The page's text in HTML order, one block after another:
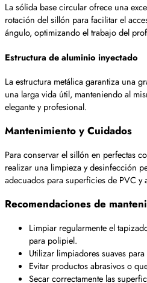
La sólida base circular ofrece una
rotación del sillón para facilitar el
ángulo, optimizando el trabajo del
Estructura de aluminio inyectado
La estructura metálica garantiza una
una larga vida útil, manteniendo al
elegante y profesional.
Mantenimiento y Cuidados
Para conservar el sillón en perfectas
realizar una limpieza y desinfección
adecuados para superficies de PVC y
Recomendaciones de
Limpiar regularmente el
para polipiel.
Utilizar limpiadores suaves
Evitar productos abrasivos o
Secar correctamente las